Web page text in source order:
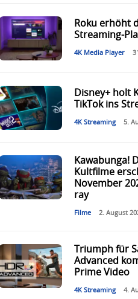
Roku erhöht
Streaming-
4K Media Player
Disney+ holt
TikTok ins
4K Streaming 5.
Kawabunga!
Kultfilme
November
ray
Filme 2. August
Triumph für
Advanced
Prime Video
4K Streaming 4.